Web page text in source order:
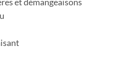
et démangeaisons